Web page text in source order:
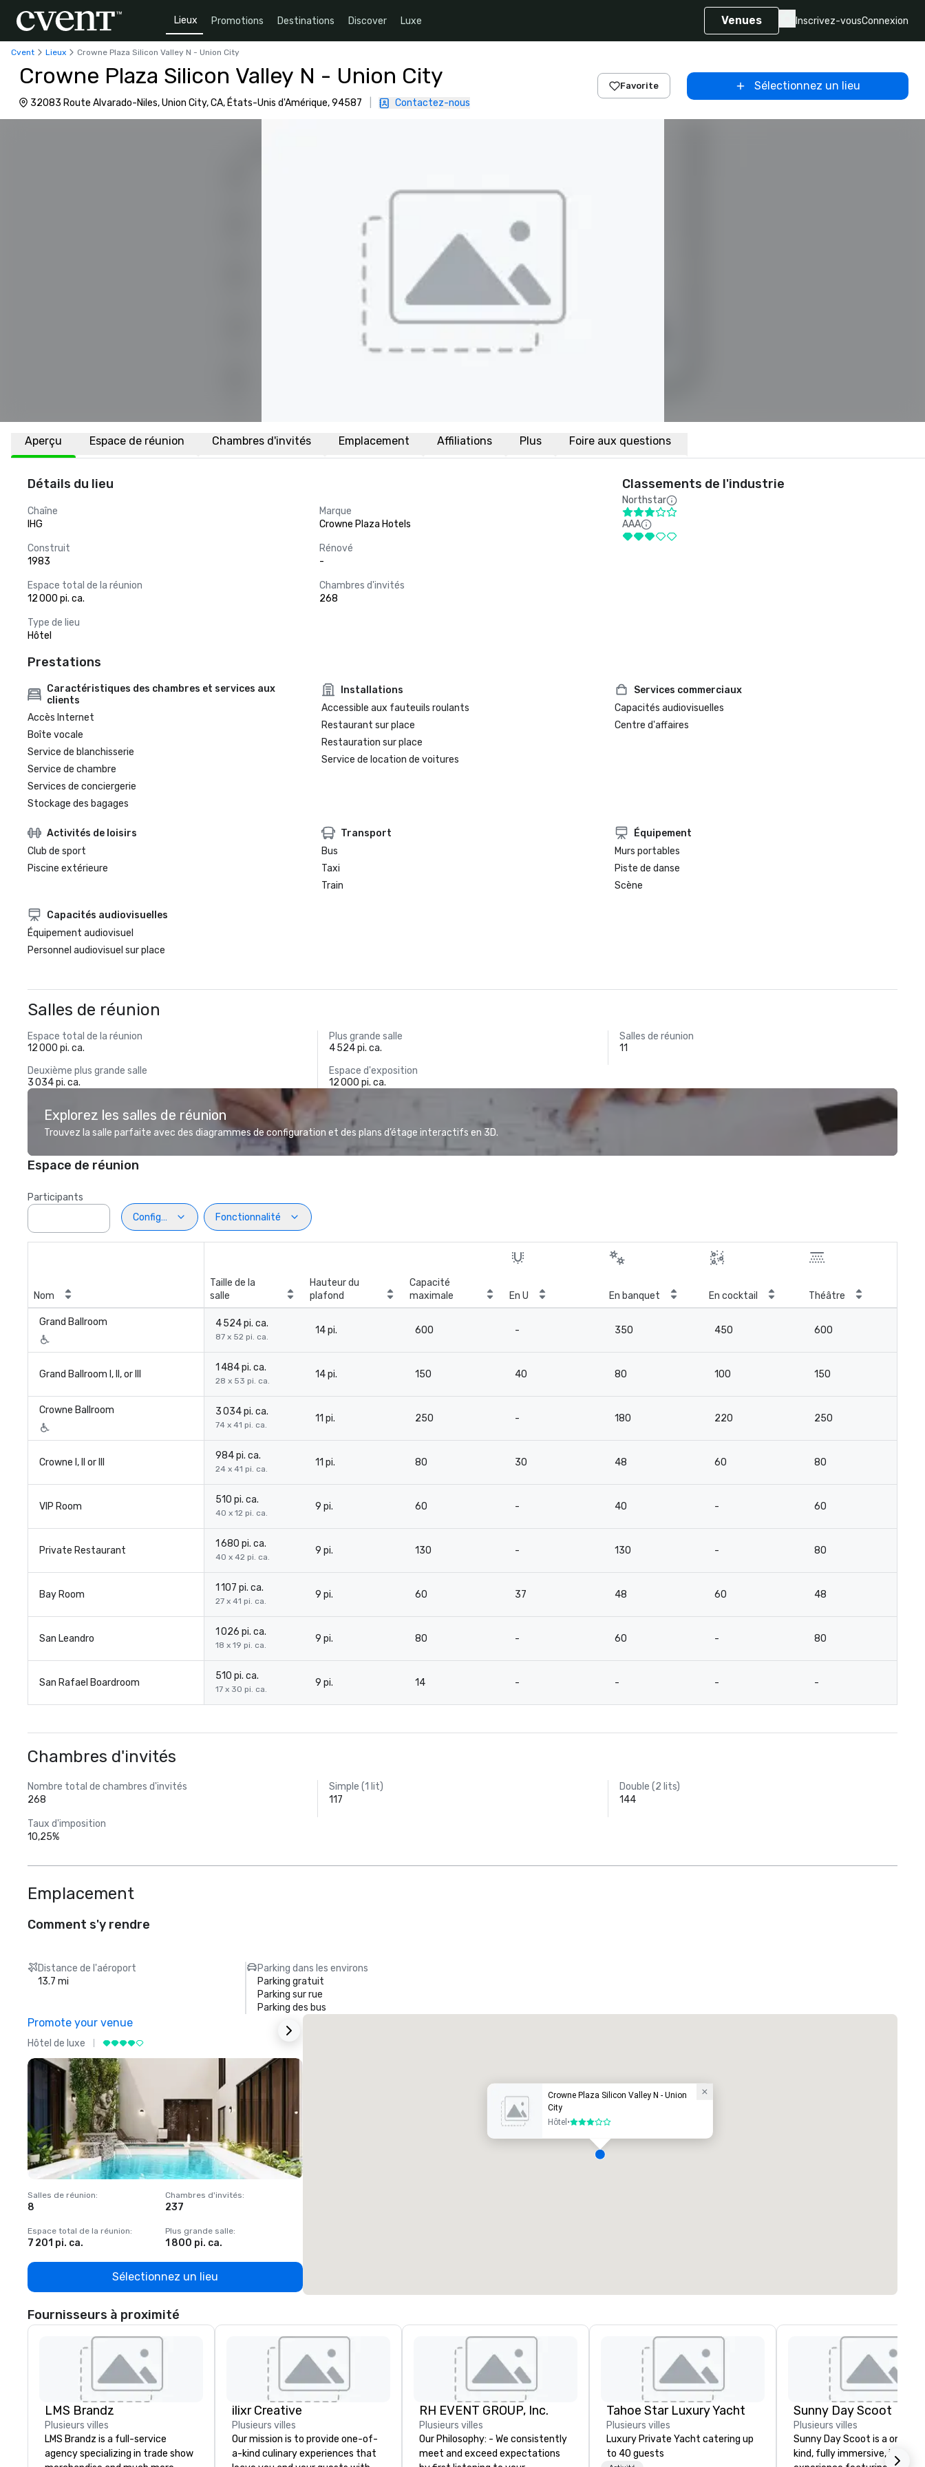
Lieux Promotions Destinations Discover Luxe Venues Inscrivez-vousConnexion
Cvent Lieux Crowne Plaza Silicon Valley N - Union City
Crowne Plaza Silicon Valley N - Union City
32083 Route Alvarado-Niles, Union City, CA, États-Unis d'Amérique, 94587 Contactez-nous
Favorite Sélectionnez un lieu
Aperçu Espace de réunion Chambres d'invités Emplacement Affiliations Plus Foire aux questions
Détails du lieu
Chaîne
IHG
Marque
Crowne Plaza Hotels
Construit
1983
Rénové
-
Espace total de la réunion
12 000 pi. ca.
Chambres d'invités
268
Type de lieu
Hôtel
Classements de l'industrie
Northstar
AAA
Prestations
Caractéristiques des chambres et services aux
clients
Accès Internet
Boîte vocale
Service de blanchisserie
Service de chambre
Services de conciergerie
Stockage des bagages
Installations
Accessible aux fauteuils roulants
Restaurant sur place
Restauration sur place
Service de location de voitures
Services commerciaux
Capacités audiovisuelles
Centre d'affaires
Activités de loisirs
Club de sport
Piscine extérieure
Transport
Bus
Taxi
Train
Équipement
Murs portables
Piste de danse
Scène
Capacités audiovisuelles
Équipement audiovisuel
Personnel audiovisuel sur place
Salles de réunion
Espace total de la réunion
12 000 pi. ca.
Plus grande salle
4 524 pi. ca.
Salles de réunion
11
Deuxième plus grande salle
3 034 pi. ca.
Espace d'exposition
12 000 pi. ca.
Explorez les salles de réunion
Trouvez la salle parfaite avec des diagrammes de configuration et des plans d’étage interactifs en 3D.
Espace de réunion
Participants
Configuration
Fonctionnalité
Nom
Taille de la
salle
Hauteur du
plafond
Capacité
maximale
En U En banquet En cocktail Théâtre
Grand Ballroom 4 524 pi. ca.
87 x 52 pi. ca.
14 pi. 600 - 350 450 600
Grand Ballroom I, II, or III
1 484 pi. ca.
28 x 53 pi. ca.
14 pi. 150 40 80 100 150
Crowne Ballroom 3 034 pi. ca.
74 x 41 pi. ca.
11 pi. 250 - 180 220 250
Crowne I, II or III
984 pi. ca.
24 x 41 pi. ca.
11 pi. 80 30 48 60 80
VIP Room
510 pi. ca.
40 x 12 pi. ca.
9 pi. 60 - 40 - 60
Private Restaurant
1 680 pi. ca.
40 x 42 pi. ca.
9 pi. 130 - 130 - 80
Bay Room
1 107 pi. ca.
27 x 41 pi. ca.
9 pi. 60 37 48 60 48
San Leandro
1 026 pi. ca.
18 x 19 pi. ca.
9 pi. 80 - 60 - 80
San Rafael Boardroom
510 pi. ca.
17 x 30 pi. ca.
9 pi. 14 - - - -
Chambres d'invités
Nombre total de chambres d'invités
268
Simple (1 lit)
117
Double (2 lits)
144
Taux d'imposition
10,25%
Emplacement
Comment s'y rendre
Distance de l'aéroport
13.7 mi
Parking dans les environs
Parking gratuit
Parking sur rue
Parking des bus
Promote your venue
Hôtel de luxe
Salles de réunion:
8
Chambres d'invités:
237
Espace total de la réunion:
7 201 pi. ca.
Plus grande salle:
1 800 pi. ca.
Sélectionnez un lieu
Crowne Plaza Silicon Valley N - Union
City
Hôtel •3 sur 5
Fournisseurs à proximité
LMS Brandz
Plusieurs villes
LMS Brandz is a full-service
agency specializing in trade show
ilixr Creative
Plusieurs villes
Our mission is to provide one-of-
a-kind culinary experiences that
RH EVENT GROUP, Inc.
Plusieurs villes
Our Philosophy: - We consistently
meet and exceed expectations
Tahoe Star Luxury Yacht
Plusieurs villes
Luxury Private Yacht catering up
to 40 guests
Sunny Day Scoot
Plusieurs villes
Sunny Day Scoot is a one-
kind, fully immersive,